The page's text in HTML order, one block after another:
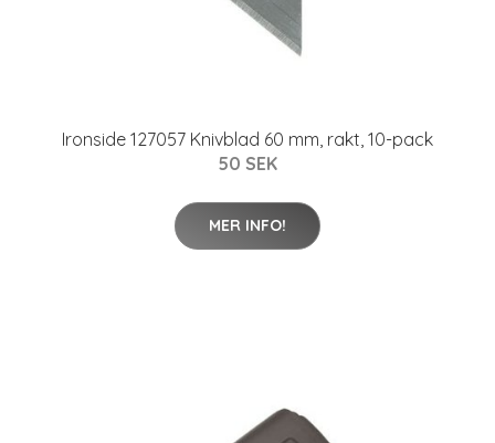
Ironside 127057 Knivblad 60 mm, rakt, 10-pack
50 SEK
MER INFO!